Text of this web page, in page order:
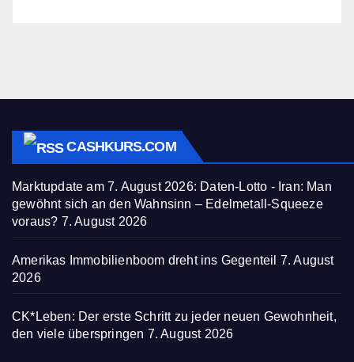
CASHKURS.COM
Marktupdate am 7. August 2026: Daten-Lotto - Iran: Man
gewöhnt sich an den Wahnsinn – Edelmetall-Squeeze
voraus? 7. August 2026
Amerikas Immobilienboom dreht ins Gegenteil 7. August
2026
CK*Leben: Der erste Schritt zu jeder neuen Gewohnheit,
den viele überspringen 7. August 2026